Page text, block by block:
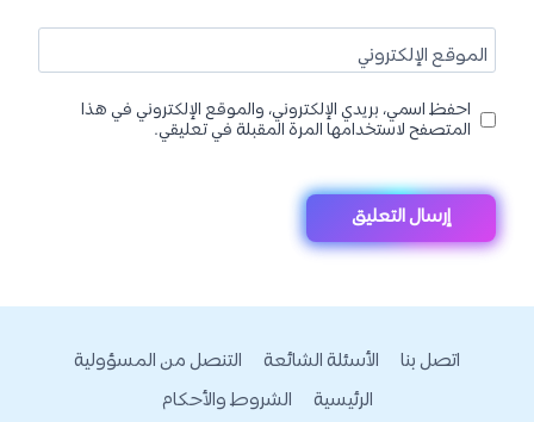
الموقع الإلكتروني
احفظ اسمي، بريدي الإلكتروني، والموقع الإلكتروني في هذا
المتصفح لاستخدامها المرة المقبلة في تعليقي.
اتصل بنا الأسئلة الشائعة
التنصل من المسؤولية
الرئيسية
الشروط والأحكام